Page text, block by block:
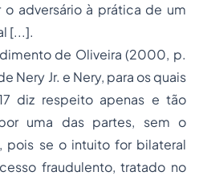
o adversário à prática de um
[...].
de Oliveira (2000, p.
Nery Jr. e Nery, para os quais
diz respeito apenas e tão
uma das partes, sem o
pois se o intuito for bilateral
fraudulento, tratado no